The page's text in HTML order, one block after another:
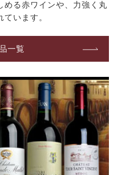
める赤ワインや、力強く丸
います。
一覧